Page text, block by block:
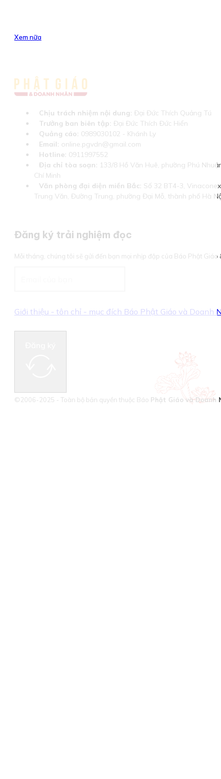
Xem nữa
Chịu trách nhiệm nội dung: Đại Đức Thích Quảng Tú
Trưởng ban biên tập: Đại Đức Thích Đức Hiển
Quảng cáo: 0989030102 - Khánh Ly
Email: online.pgvdn@gmail.com
Hotline: 0911997552
Địa chỉ tòa soạn: 133/8 Hồ Văn Huê, phường Phú
Chí Minh
Văn phòng đại diện miền Bắc: Số 32 BT4-3,
Trung Văn, Đường Trung, phường Đại Mỗ, thành phố Hà
Đăng ký trải nghiệm đọc
Mỗi tháng, chúng tôi sẽ gửi đến bạn mọi nhịp đập của Báo Phật Giáo
Giới thiệu - tôn chỉ - mục đích Báo Phật Giáo và Doanh
©2006-2025 - Toàn bộ bản quyền thuộc Báo Phật Giáo và Doanh